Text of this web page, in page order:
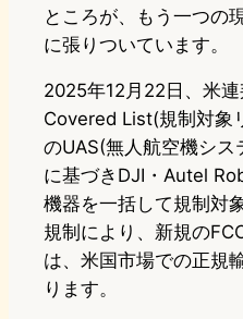
ところが、もう一つの
に張りついています。
2025年12月22日、米
Covered List(規制対象
のUAS(無人航空機シ
に基づきDJI・Autel
機器を一括して規制対
規制により、新規の
は、米国市場での正規
ります。